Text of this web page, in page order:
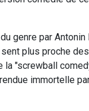
genre par
plus proche
la "screwball
immortelle